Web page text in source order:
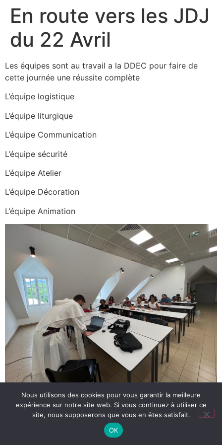
En route vers les JDJ
du 22 Avril
Les équipes sont au travail a la DDEC pour faire de
cette journée une réussite complète
L’équipe logistique
L’équipe liturgique
L’équipe Communication
L’équipe sécurité
L’équipe Atelier
L’équipe Décoration
L’équipe Animation
Nous utilisons des cookies pour vous garantir la meilleure
expérience sur notre site web. Si vous continuez à utiliser ce
site, nous supposerons que vous en êtes satisfait.
OK